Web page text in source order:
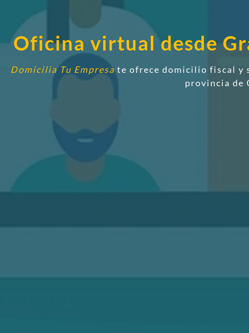
Oficina virtual desde
Domicilia Tu Empresa te ofrece domicilio fiscal y
provincia de